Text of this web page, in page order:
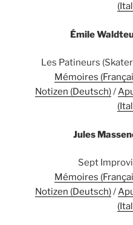
Émile
Les Patineurs
Mémoires
Notizen (Deutsch)/
Jules
Sept
Mémoires
Notizen (Deutsch)/